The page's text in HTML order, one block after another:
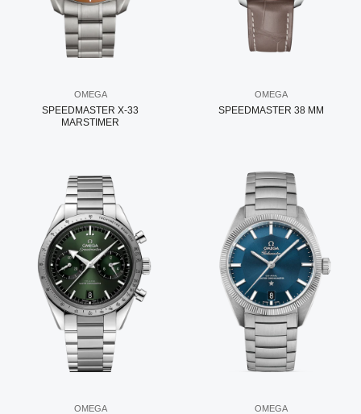
OMEGA
SPEEDMASTER X-33
MARSTIMER
OMEGA
SPEEDMASTER 38 MM
OMEGA OMEGA